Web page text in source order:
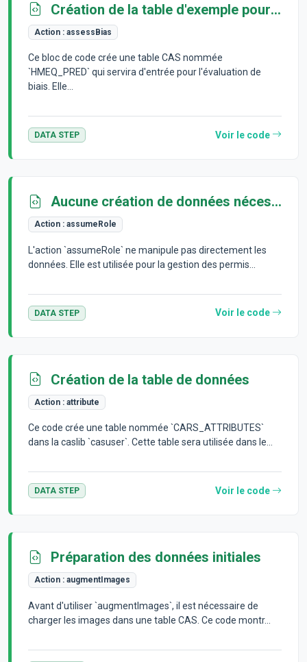
Création de la table d'exemple pour l'évaluation de biais
Action : assessBias
Ce bloc de code crée une table CAS nommée
`HMEQ_PRED` qui servira d'entrée pour l'évaluation de
biais. Elle...
DATA STEP Voir le code
Aucune création de données nécessaire
Action : assumeRole
L'action `assumeRole` ne manipule pas directement les
données. Elle est utilisée pour la gestion des permis...
DATA STEP Voir le code
Création de la table de données
Action : attribute
Ce code crée une table nommée `CARS_ATTRIBUTES`
dans la caslib `casuser`. Cette table sera utilisée dans le...
DATA STEP Voir le code
Préparation des données initiales
Action : augmentImages
Avant d'utiliser `augmentImages`, il est nécessaire de
charger les images dans une table CAS. Ce code montr...